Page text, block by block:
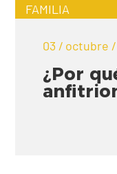
FAMILIA
03 / octubre /
¿Por